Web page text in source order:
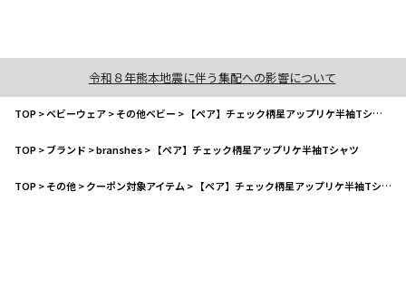
令和８年熊本地震に伴う集配への影響について
TOP>ベビーウェア>その他ベビー > 【ペア】チェック柄星アップリケ半袖Tシャツ
TOP>ブランド >branshes> 【ペア】チェック柄星アップリケ半袖Tシャツ
TOP>その他>クーポン対象アイテム > 【ペア】チェック柄星アップリケ半袖Tシャツ